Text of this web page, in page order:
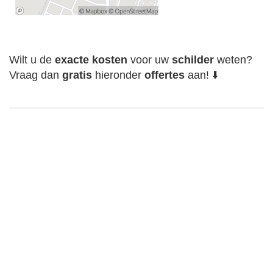
Wilt u de exacte kosten voor uw schilder weten?
Vraag dan gratis hieronder offertes aan! ⬇️